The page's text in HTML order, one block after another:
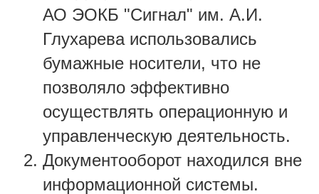
АО ЭОКБ "Сигнал" им. А.И.
Глухарева использовались
бумажные носители, что не
позволяло эффективно
осуществлять операционную и
управленческую деятельность.
Документооборот находился вне
информационной системы.